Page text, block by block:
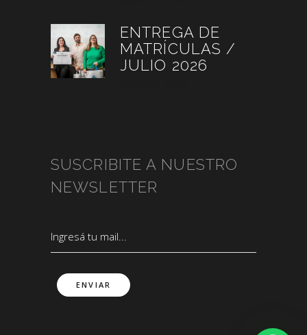
ENTREGA DE
MATRÍCULAS /
JULIO 2026
SUSCRIBITE A NUESTRO
NEWSLETTER